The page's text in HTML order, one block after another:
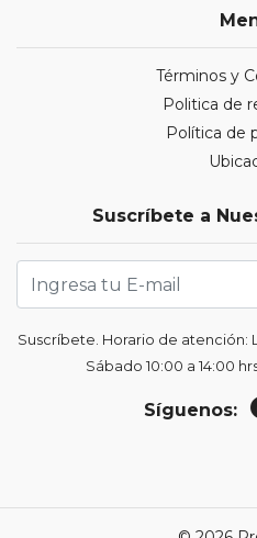
Términos y
Politica de
Política de
Suscríbete a
Suscríbete. Horario de atención:
Sábado 10:00 a 14:00
Síguenos: